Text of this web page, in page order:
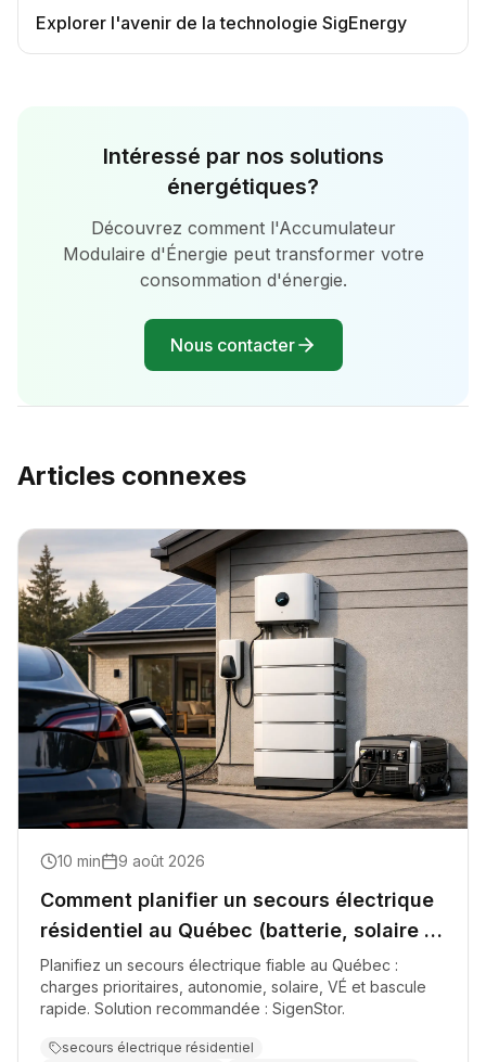
Explorer l'avenir de la technologie SigEnergy
Intéressé par nos solutions
énergétiques?
Découvrez comment l'Accumulateur
Modulaire d'Énergie peut transformer votre
consommation d'énergie.
Nous contacter
Articles connexes
10 min 9 août 2026
Comment planifier un secours électrique
résidentiel au Québec (batterie, solaire et
VÉ)
Planifiez un secours électrique fiable au Québec :
charges prioritaires, autonomie, solaire, VÉ et bascule
rapide. Solution recommandée : SigenStor.
secours électrique résidentiel